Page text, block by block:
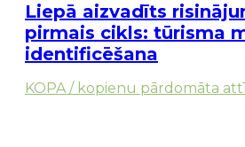
Liepā aizvadīts
pirmais cikls: tūrisma
identificēšana
KOPA / kopienu pārdomāta